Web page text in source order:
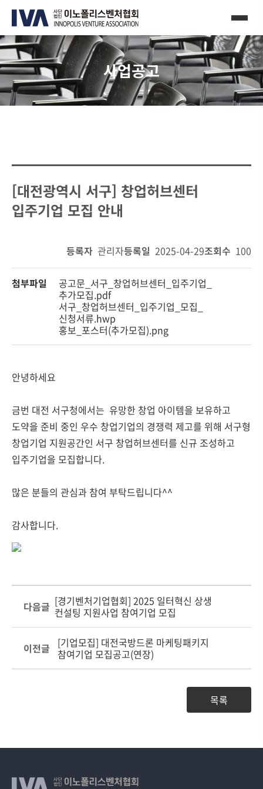
사업공고
[대전광역시 서구] 창업허브센터
입주기업 모집 안내
등록자 관리자등록일 2025-04-29조회수 100
첨부파일
공고문_서구_창업허브센터_입주기업_
추가모집.pdf
서구_창업허브센터_입주기업_모집_
신청서류.hwp
홍보_포스터(추가모집).png
안녕하세요
금번 대전 서구청에서는 유망한 창업 아이템을 보유하고
도약을 준비 중인 우수 창업기업의 경쟁력 제고를 위해 서구형
창업기업 지원공간인 서구 창업허브센터를 신규 조성하고
입주기업을 모집합니다.
많은 분들의 관심과 참여 부탁드립니다^^
감사합니다.
다음글 [경기벤처기업협회] 2025 일터혁신 상생
컨설팅 지원사업 참여기업 모집
이전글
[기업모집] 대전국방드론 마케팅패키지
참여기업 모집공고(연장)
목록